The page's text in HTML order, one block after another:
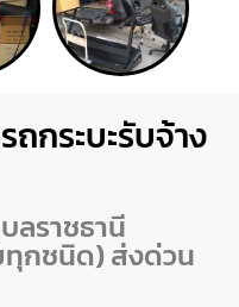
กระบะรับจ้าง
ลราชธานี
กชนิด) ส่งด่วน